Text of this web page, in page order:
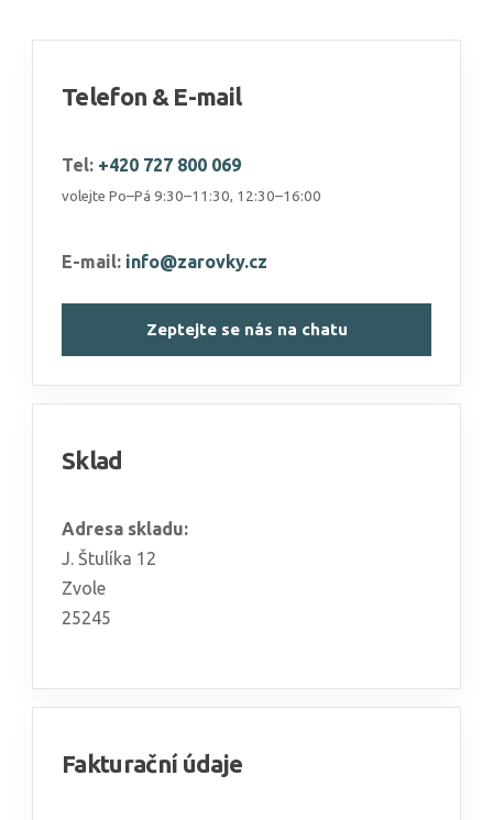
Telefon & E-mail
Tel: +420 727 800 069
volejte Po–Pá 9:30–11:30, 12:30–16:00
E-mail: info@zarovky.cz
Zeptejte se nás na chatu
Sklad
Adresa skladu:
J. Štulíka 12
Zvole
25245
Fakturační údaje